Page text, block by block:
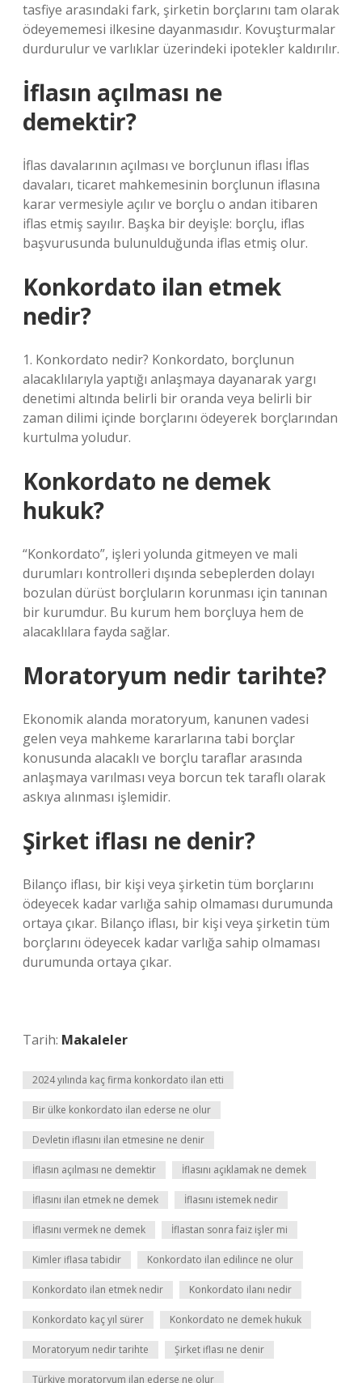
tasfiye arasındaki fark, şirketin borçlarını tam olarak
ödeyememesi ilkesine dayanmasıdır. Kovuşturmalar
durdurulur ve varlıklar üzerindeki ipotekler kaldırılır.
İflasın açılması ne
demektir?
İflas davalarının açılması ve borçlunun iflası İflas
davaları, ticaret mahkemesinin borçlunun iflasına
karar vermesiyle açılır ve borçlu o andan itibaren
iflas etmiş sayılır. Başka bir deyişle: borçlu, iflas
başvurusunda bulunulduğunda iflas etmiş olur.
Konkordato ilan etmek
nedir?
1. Konkordato nedir? Konkordato, borçlunun
alacaklılarıyla yaptığı anlaşmaya dayanarak yargı
denetimi altında belirli bir oranda veya belirli bir
zaman dilimi içinde borçlarını ödeyerek borçlarından
kurtulma yoludur.
Konkordato ne demek
hukuk?
“Konkordato”, işleri yolunda gitmeyen ve mali
durumları kontrolleri dışında sebeplerden dolayı
bozulan dürüst borçluların korunması için tanınan
bir kurumdur. Bu kurum hem borçluya hem de
alacaklılara fayda sağlar.
Moratoryum nedir tarihte?
Ekonomik alanda moratoryum, kanunen vadesi
gelen veya mahkeme kararlarına tabi borçlar
konusunda alacaklı ve borçlu taraflar arasında
anlaşmaya varılması veya borcun tek taraflı olarak
askıya alınması işlemidir.
Şirket iflası ne denir?
Bilanço iflası, bir kişi veya şirketin tüm borçlarını
ödeyecek kadar varlığa sahip olmaması durumunda
ortaya çıkar. Bilanço iflası, bir kişi veya şirketin tüm
borçlarını ödeyecek kadar varlığa sahip olmaması
durumunda ortaya çıkar.
Tarih: Makaleler
2024 yılında kaç firma konkordato ilan etti
Bir ülke konkordato ilan ederse ne olur
Devletin iflasını ilan etmesine ne denir
İflasın açılması ne demektir İflasını açıklamak ne demek
İflasını ilan etmek ne demek İflasını istemek nedir
İflasını vermek ne demek İflastan sonra faiz işler mi
Kimler iflasa tabidir Konkordato ilan edilince ne olur
Konkordato ilan etmek nedir Konkordato ilanı nedir
Konkordato kaç yıl sürer Konkordato ne demek hukuk
Moratoryum nedir tarihte Şirket iflası ne denir
Türkiye moratoryum ilan ederse ne olur